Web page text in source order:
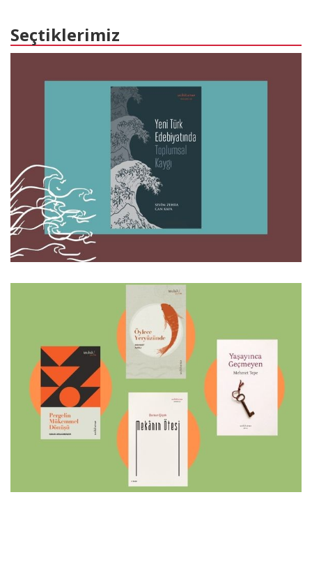
Seçtiklerimiz